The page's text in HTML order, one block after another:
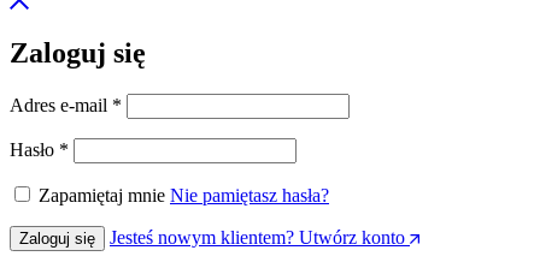
Zaloguj się
Adres e-mail *
Hasło *
Zapamiętaj mnie Nie pamiętasz hasła?
Zaloguj się Jesteś nowym klientem? Utwórz konto